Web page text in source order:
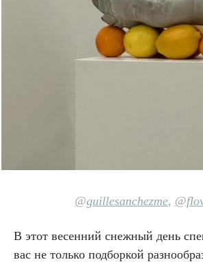
@guillesanchezme,
В этот весенний снежный день
вас не только подборкой